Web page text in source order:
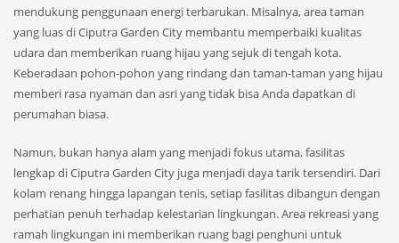
mendukung penggunaan energi terbarukan. Misalnya, area taman
yang luas di Ciputra Garden City membantu memperbaiki kualitas
udara dan memberikan ruang hijau yang sejuk di tengah kota.
Keberadaan pohon-pohon yang rindang dan taman-taman yang hijau
memberi rasa nyaman dan asri yang tidak bisa Anda dapatkan di
perumahan biasa.
Namun, bukan hanya alam yang menjadi fokus utama, fasilitas
lengkap di Ciputra Garden City juga menjadi daya tarik tersendiri. Dari
kolam renang hingga lapangan tenis, setiap fasilitas dibangun dengan
perhatian penuh terhadap kelestarian lingkungan. Area rekreasi yang
ramah lingkungan ini memberikan ruang bagi penghuni untuk